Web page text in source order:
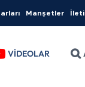
Manşetler
VİDEOLAR